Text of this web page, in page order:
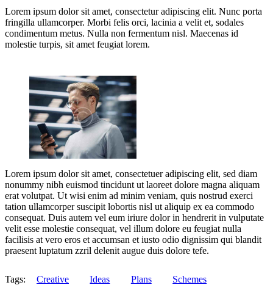
Lorem ipsum dolor sit amet, consectetur adipiscing elit. Nunc porta
fringilla ullamcorper. Morbi felis orci, lacinia a velit et, sodales
condimentum metus. Nulla non fermentum nisl. Maecenas id
molestie turpis, sit amet feugiat lorem.
Lorem ipsum dolor sit amet, consectetuer adipiscing elit, sed diam
nonummy nibh euismod tincidunt ut laoreet dolore magna aliquam
erat volutpat. Ut wisi enim ad minim veniam, quis nostrud exerci
tation ullamcorper suscipit lobortis nisl ut aliquip ex ea commodo
consequat. Duis autem vel eum iriure dolor in hendrerit in vulputate
velit esse molestie consequat, vel illum dolore eu feugiat nulla
facilisis at vero eros et accumsan et iusto odio dignissim qui blandit
praesent luptatum zzril delenit augue duis dolore tefe.
Tags: Creative Ideas Plans Schemes